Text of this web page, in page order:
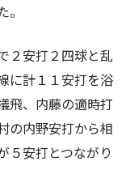
２安打２四球と乱
に計１１安打を浴
飛、内藤の適時打
の内野安打から相
５安打とつながり